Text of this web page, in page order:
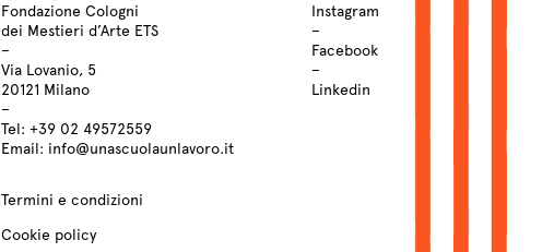
Fondazione Cologni
dei Mestieri d’Arte ETS
–
Via Lovanio, 5
20121 Milano
–
Tel: +3902 49572559
Email: info@unascuolaunlavoro.it
Termini e condizioni
Cookie policy
Instagram
–
Facebook
–
Linkedin